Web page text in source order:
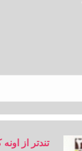
تندتر از